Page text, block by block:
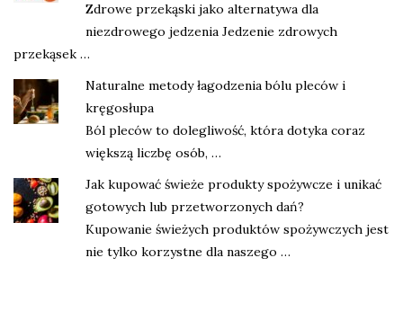
Zdrowe przekąski jako alternatywa dla
niezdrowego jedzenia Jedzenie zdrowych
przekąsek …
Naturalne metody łagodzenia bólu pleców i
kręgosłupa
Ból pleców to dolegliwość, która dotyka coraz
większą liczbę osób, …
Jak kupować świeże produkty spożywcze i unikać
gotowych lub przetworzonych dań?
Kupowanie świeżych produktów spożywczych jest
nie tylko korzystne dla naszego …